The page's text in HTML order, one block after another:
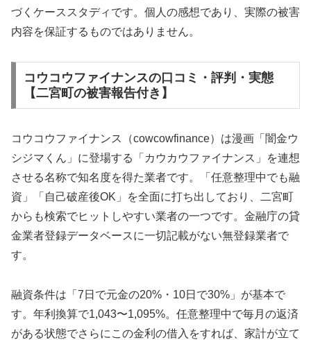
づくケーススタディです。個人の感想であり、実際の被害
内容を保証するものではありません。
コウコウファイナンスの口コミ・評判・実態
【二宮町の被害報告付き】
コウコウファイナンス（cowcowfinance）は漫画「闇金ウ
シジマくん」に登場する「カウカウファイナンス」を連想
させる名称で知名度を得た業者です。「任意整理中でも融
資」「自己破産後OK」を全面に打ち出しており、二宮町
からも検索でヒットしやすい業者の一つです。金融庁の貸
金業者登録データベースに一切記載がない無登録業者で
す。
融資条件は「7日で元金の20%・10日で30%」が基本で
す。年利換算で1,043〜1,095%。任意整理中で毎月の返済
がある状態でさらにこの金利の借入をすれば、家計が立て